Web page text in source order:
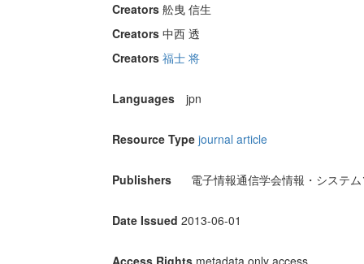
Creators 舩曳 信生
Creators 中西 透
Creators 福士 将
Languages jpn
Resource Type journal article
Publishers 電子情報通信学会情報・システ
Date Issued 2013-06-01